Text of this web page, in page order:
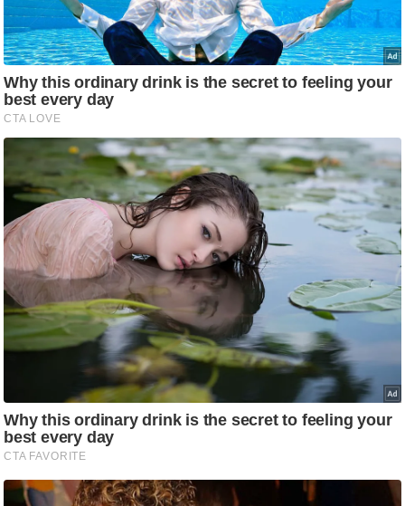
/
फै
श
न
घ
रे
लू
नु
स्खे
प
र्य
ट
न
स्थ
ल
ट
ने
स
मं
त्रा